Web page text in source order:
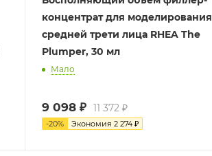
концентрат для моделирования
средней трети лица RHEA The
Plumper, 30 мл
Мало
9 098 ₽ 11 372 ₽
-20% Экономия 2 274 ₽